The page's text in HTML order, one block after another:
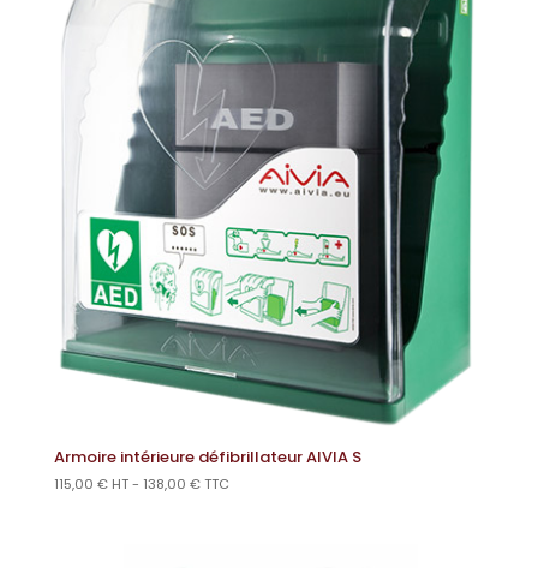
Armoire intérieure défibrillateur AIVIA S
115,00 € HT - 138,00 €TTC